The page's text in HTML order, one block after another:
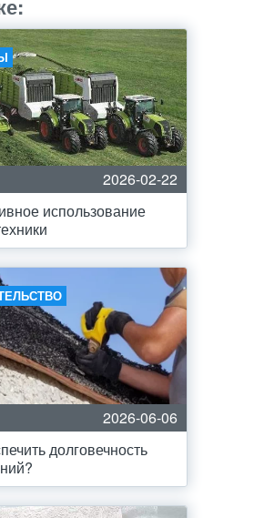
2026-02-22
использование
2026-06-06
долговечность